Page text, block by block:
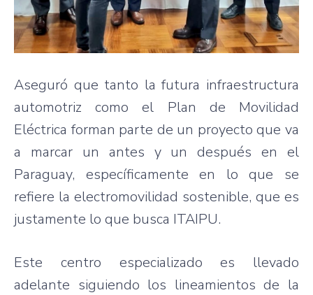
Aseguró que tanto la futura infraestructura
automotriz como el Plan de Movilidad
Eléctrica forman parte de un proyecto que va
a marcar un antes y un después en el
Paraguay, específicamente en lo que se
refiere la electromovilidad sostenible, que es
justamente lo que busca ITAIPU.
Este centro especializado es llevado
adelante siguiendo los lineamientos de la